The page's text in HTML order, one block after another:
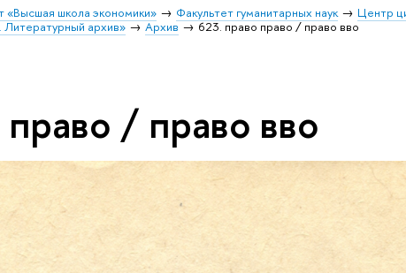
«Высшая школа экономики» Факультет гуманитарных наук
Центр
архив» Архив 623. право право / право вво
/ право вво